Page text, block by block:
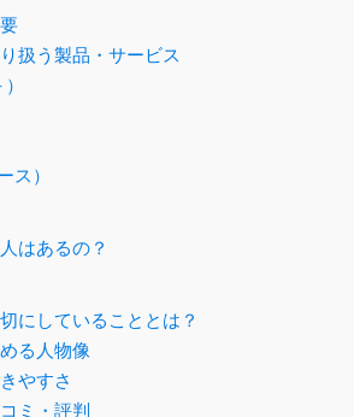
扱う製品・サービス
ス）
はあるの？
にしていることとは？
る人物像
やすさ
ミ・評判